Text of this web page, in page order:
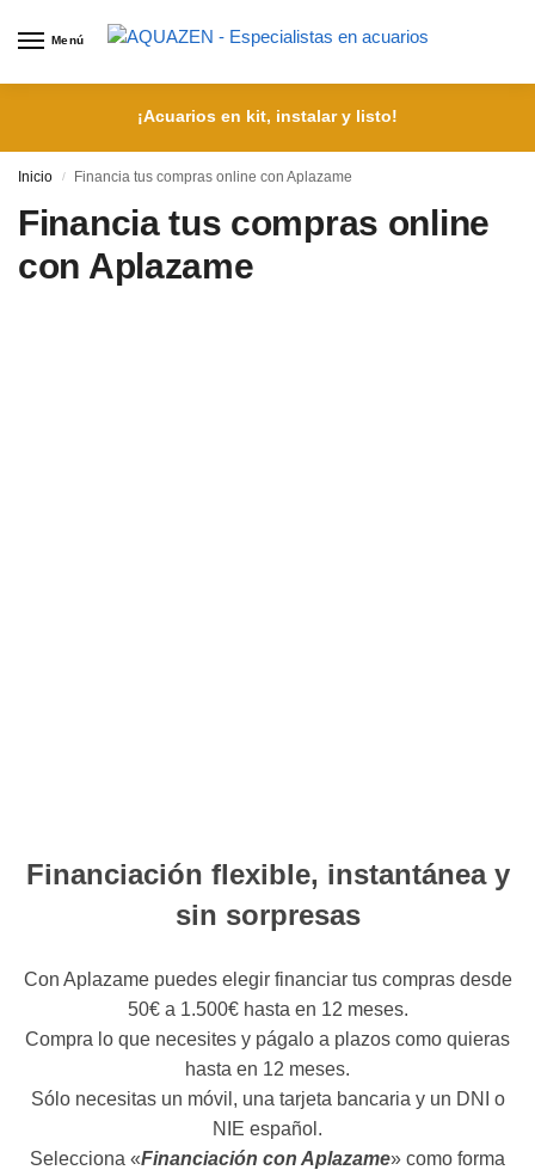
Menú
¡Acuarios en kit, instalar y listo!
Inicio / Financia tus compras online con Aplazame
Financia tus compras online
con Aplazame
Financiación flexible, instantánea y
sin sorpresas
Con Aplazame puedes elegir financiar tus compras desde
50€ a 1.500€ hasta en 12 meses.
Compra lo que necesites y págalo a plazos como quieras
hasta en 12 meses.
Sólo necesitas un móvil, una tarjeta bancaria y un DNI o
NIE español.
Selecciona «Financiación con Aplazame» como forma